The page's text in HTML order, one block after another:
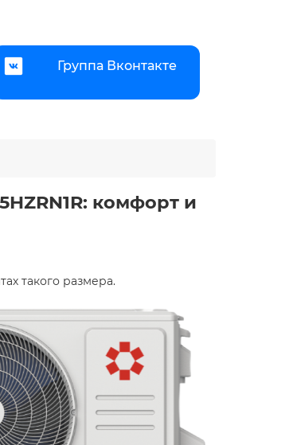
Группа Вконтакте
комфорт и
такого размера.